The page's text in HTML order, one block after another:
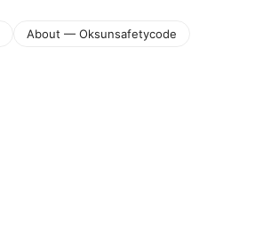
About — Oksunsafetycode